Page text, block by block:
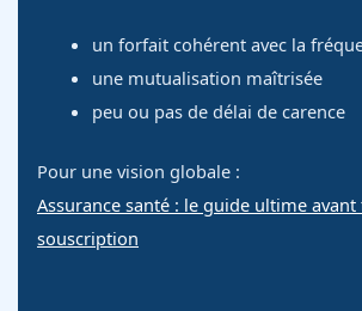
un forfait cohérent avec la
une mutualisation maîtrisée
peu ou pas de délai de carence
Pour une vision globale :
Assurance santé : le guide ultime
souscription